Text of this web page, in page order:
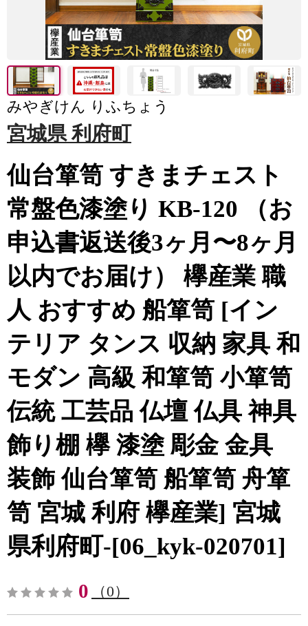
みやぎけん りふちょう
宮城県 利府町
仙台箪笥 すきまチェスト
常盤色漆塗り KB-120 （お
申込書返送後3ヶ月〜8ヶ月
以内でお届け） 欅産業 職
人 おすすめ 船箪笥 [イン
テリア タンス 収納 家具 和
モダン 高級 和箪笥 小箪笥
伝統 工芸品 仏壇 仏具 神具
飾り棚 欅 漆塗 彫金 金具
装飾 仙台箪笥 船箪笥 舟箪
笥 宮城 利府 欅産業] 宮城
県利府町-[06_kyk-020701]
0 （0）